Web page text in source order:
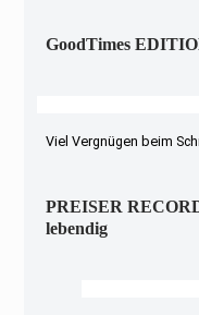
GoodTimes
Viel Vergnügen beim
PREISER
lebendig